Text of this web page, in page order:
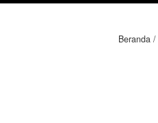
Beranda